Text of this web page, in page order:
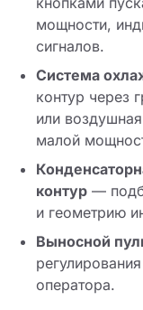
мощности,
сигналов.
Система
контур через
или
малой
контур —
и геометрию
Выносной
оператора.